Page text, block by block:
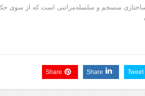
ساختاری منسجم و سلسله‌مراتبی است که از سوی
Tweet
Share
Share